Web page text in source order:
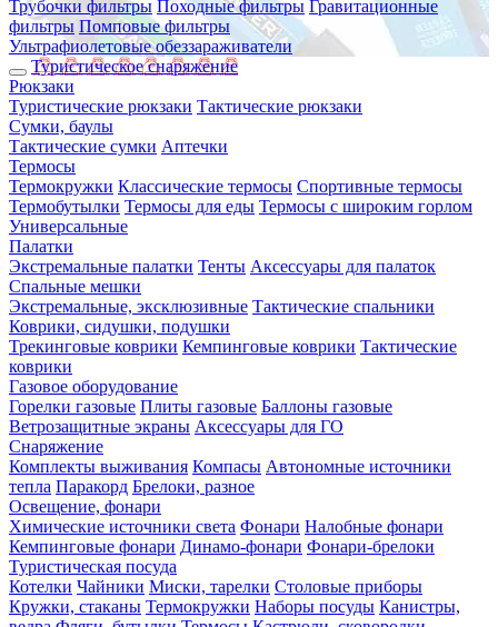
Трубочки фильтры Походные фильтры Гравитационные
фильтры Помповые фильтры
Ультрафиолетовые обеззараживатели
Туристическое снаряжение
Рюкзаки
Туристические рюкзаки Тактические рюкзаки
Сумки, баулы
Тактические сумки Аптечки
Термосы
Термокружки Классические термосы Спортивные термосы
Термобутылки Термосы для еды Термосы с широким горлом
Универсальные
Палатки
Экстремальные палатки Тенты Аксессуары для палаток
Спальные мешки
Экстремальные, эксклюзивные Тактические спальники
Коврики, сидушки, подушки
Трекинговые коврики Кемпинговые коврики Тактические
коврики
Газовое оборудование
Горелки газовые Плиты газовые Баллоны газовые
Ветрозащитные экраны Аксессуары для ГО
Снаряжение
Комплекты выживания Компасы Автономные источники
тепла Паракорд Брелоки, разное
Освещение, фонари
Химические источники света Фонари Налобные фонари
Кемпинговые фонари Динамо-фонари Фонари-брелоки
Туристическая посуда
Котелки Чайники Миски, тарелки Столовые приборы
Кружки, стаканы Термокружки Наборы посуды Канистры,